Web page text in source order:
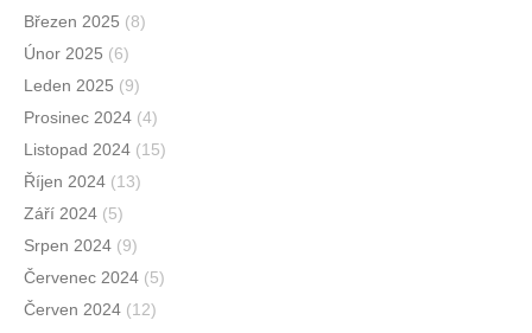
Březen 2025 (8)
Únor 2025 (6)
Leden 2025 (9)
Prosinec 2024 (4)
Listopad 2024 (15)
Říjen 2024 (13)
Září 2024 (5)
Srpen 2024 (9)
Červenec 2024 (5)
Červen 2024 (12)